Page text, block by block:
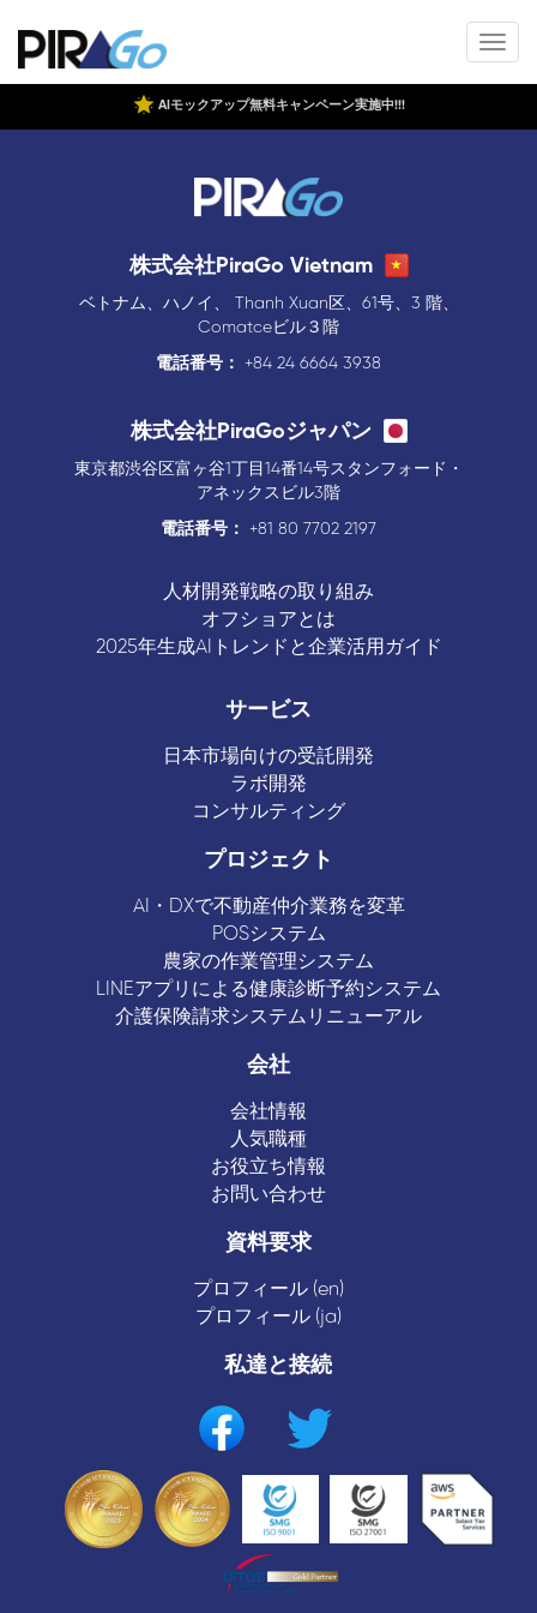
AIモックアップ無料キャンペーン実施中!!!
株式会社PiraGo Vietnam
ベトナム、ハノイ、 Thanh Xuan区、61号、3 階、
Comatceビル３階
電話番号：
+84 24 6664 3938
株式会社PiraGoジャパン
東京都渋谷区富ヶ谷1丁目14番14号スタンフォード・
アネックスビル3階
電話番号：
+81 80 7702 2197
人材開発戦略の取り組み
オフショアとは
2025年生成AIトレンドと企業活用ガイド
サービス
日本市場向けの受託開発
ラボ開発
コンサルティング
プロジェクト
AI・DXで不動産仲介業務を変革
POSシステム
農家の作業管理システム
LINEアプリによる健康診断予約システム
介護保険請求システムリニューアル
会社
会社情報
人気職種
お役立ち情報
お問い合わせ
資料要求
プロフィール (en)
プロフィール (ja)
私達と接続